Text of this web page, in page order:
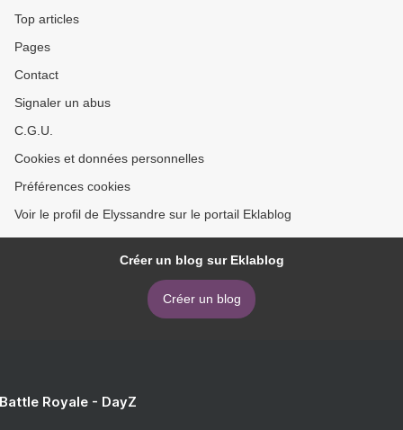
Top articles
Pages
Contact
Signaler un abus
C.G.U.
Cookies et données personnelles
Préférences cookies
Voir le profil de Elyssandre sur le portail Eklablog
Créer un blog sur Eklablog
Créer un blog
Royale - DayZ